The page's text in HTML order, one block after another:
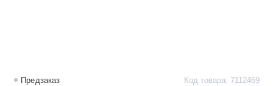
Предзаказ Код товара: 7112469